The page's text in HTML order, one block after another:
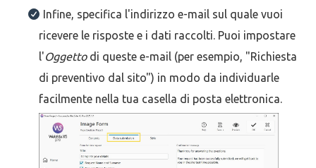
Infine, specifica l'indirizzo e-mail sul quale vuoi
ricevere le risposte e i dati raccolti. Puoi impostare
l'Oggetto di queste e-mail (per esempio, "Richiesta
di preventivo dal sito") in modo da individuarle
facilmente nella tua casella di posta elettronica.